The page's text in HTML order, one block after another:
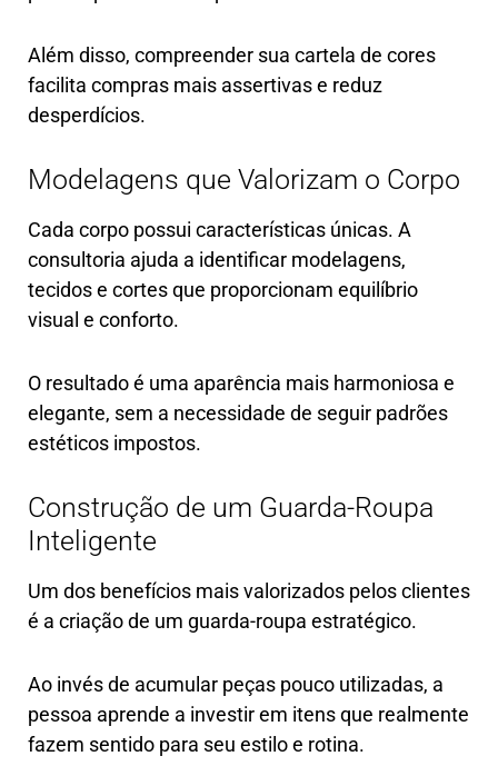
Além disso, compreender sua cartela de cores
facilita compras mais assertivas e reduz
desperdícios.
Modelagens que Valorizam o Corpo
Cada corpo possui características únicas. A
consultoria ajuda a identificar modelagens,
tecidos e cortes que proporcionam equilíbrio
visual e conforto.
O resultado é uma aparência mais harmoniosa e
elegante, sem a necessidade de seguir padrões
estéticos impostos.
Construção de um Guarda-Roupa
Inteligente
Um dos benefícios mais valorizados pelos clientes
é a criação de um guarda-roupa estratégico.
Ao invés de acumular peças pouco utilizadas, a
pessoa aprende a investir em itens que realmente
fazem sentido para seu estilo e rotina.